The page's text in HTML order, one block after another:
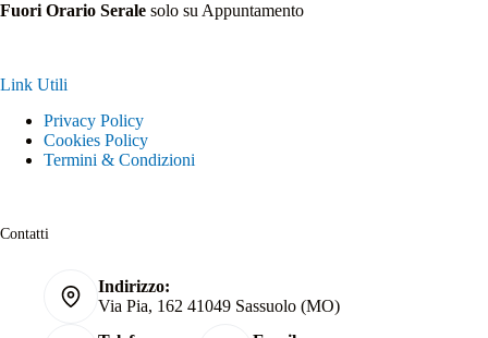
Fuori Orario Serale solo su Appuntamento
Link Utili
Privacy Policy
Cookies Policy
Termini & Condizioni
Contatti
Indirizzo:
Via Pia, 162 41049 Sassuolo (MO)